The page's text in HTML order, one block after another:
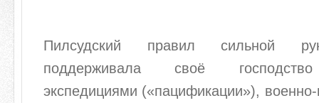
Пилсудский правил сильной
поддерживала своё
экспедициями («пацификации»),